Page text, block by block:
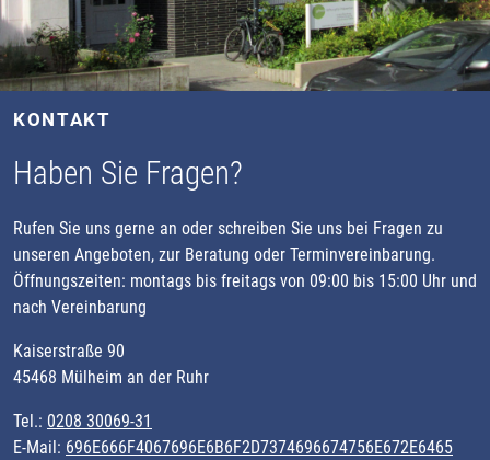
KONTAKT
Haben Sie Fragen?
Rufen Sie uns gerne an oder schreiben Sie uns bei Fragen zu
unseren Angeboten, zur Beratung oder Terminvereinbarung.
Öffnungszeiten: montags bis freitags von 09:00 bis 15:00 Uhr und
nach Vereinbarung
Kaiserstraße 90
45468 Mülheim an der Ruhr
Tel.: 0208 30069-31
E-Mail: 696E666F4067696E6B6F2D7374696674756E672E6465